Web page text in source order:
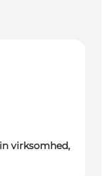
virksomhed,